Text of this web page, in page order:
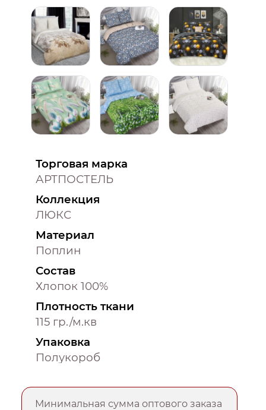
Торговая марка
АРТПОСТЕЛЬ
Коллекция
ЛЮКС
Материал
Поплин
Состав
Хлопок 100%
Плотность ткани
115 гр./м.кв
Упаковка
Полукороб
Минимальная сумма оптового заказа